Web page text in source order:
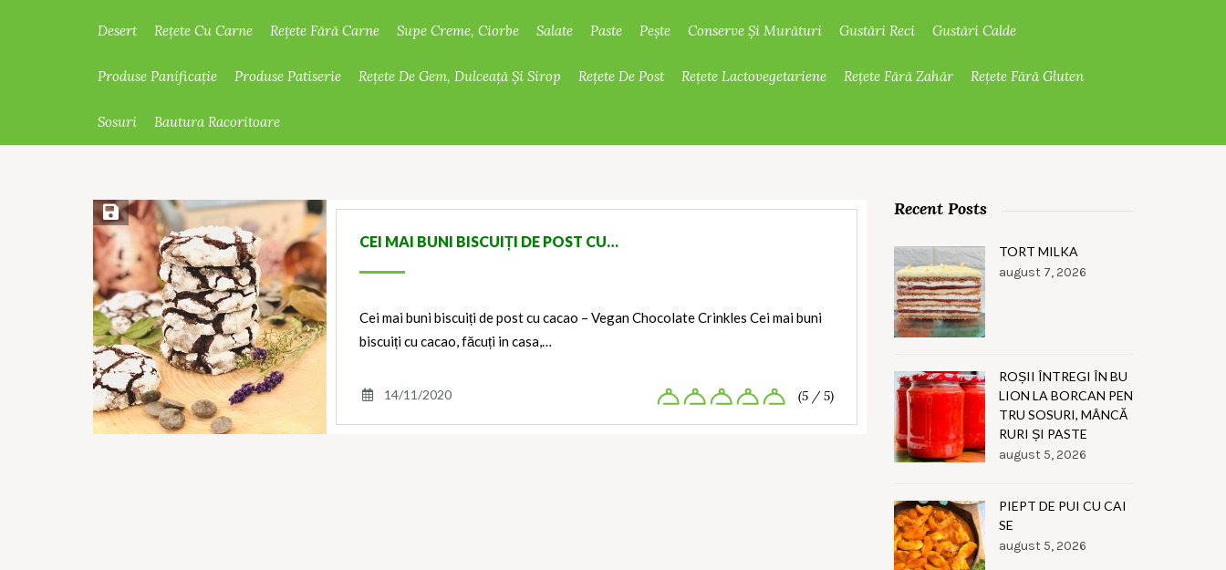
Desert Rețete Cu Carne Rețete Fără Carne Supe Creme, Ciorbe Salate Paste Pește Conserve Și Murături Gustări Reci Gustări Calde
Produse Panificație Produse Patiserie Rețete De Gem, Dulceață Și Sirop Rețete De Post Rețete Lactovegetariene Rețete Fără Zahăr Rețete Fără Gluten
Sosuri Bautura Racoritoare
Save Recipe
CEI MAI BUNI BISCUIȚI DE POST CU…
Cei mai buni biscuiți de post cu cacao – Vegan Chocolate Crinkles Cei mai buni
biscuiți cu cacao, făcuți in casa,…
14/11/2020 (5 / 5)
Recent Posts
TORT MILKA
august 7, 2026
ROȘII ÎNTREGI ÎN BU
LION LA BORCAN PEN
TRU SOSURI, MÂNCĂ
RURI ȘI PASTE
august 5, 2026
PIEPT DE PUI CU CAI
SE
august 5, 2026